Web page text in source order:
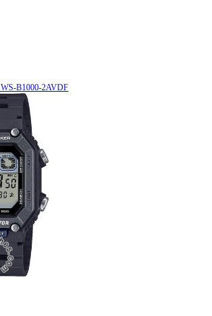
ساعة معصم کاسیو الطراز WS-B1000-2AVDF